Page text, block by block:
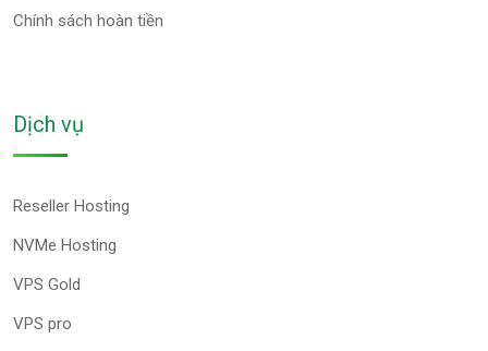
Chính sách hoàn tiền
Dịch vụ
Reseller Hosting
NVMe Hosting
VPS Gold
VPS pro